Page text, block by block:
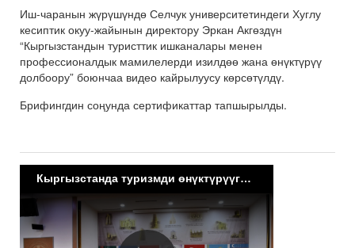
Иш-чаранын жүрүшүндө Селчук университетиндеги Хуглу
кесиптик окуу-жайынын директору Эркан Акгөздүн
“Кыргызстандын туристтик ишканалары менен
профессионалдык мамилелерди изилдөө жана өнүктүрүү
долбоору” боюнчаа видео кайрылуусу көрсөтүлдү.
Брифингдин соңунда сертификаттар тапшырылды.
Кыргызстанда туризмди өнүктүрүүгө багытталган долбоорлор тууралуу жолугушуу болуп ѳттү